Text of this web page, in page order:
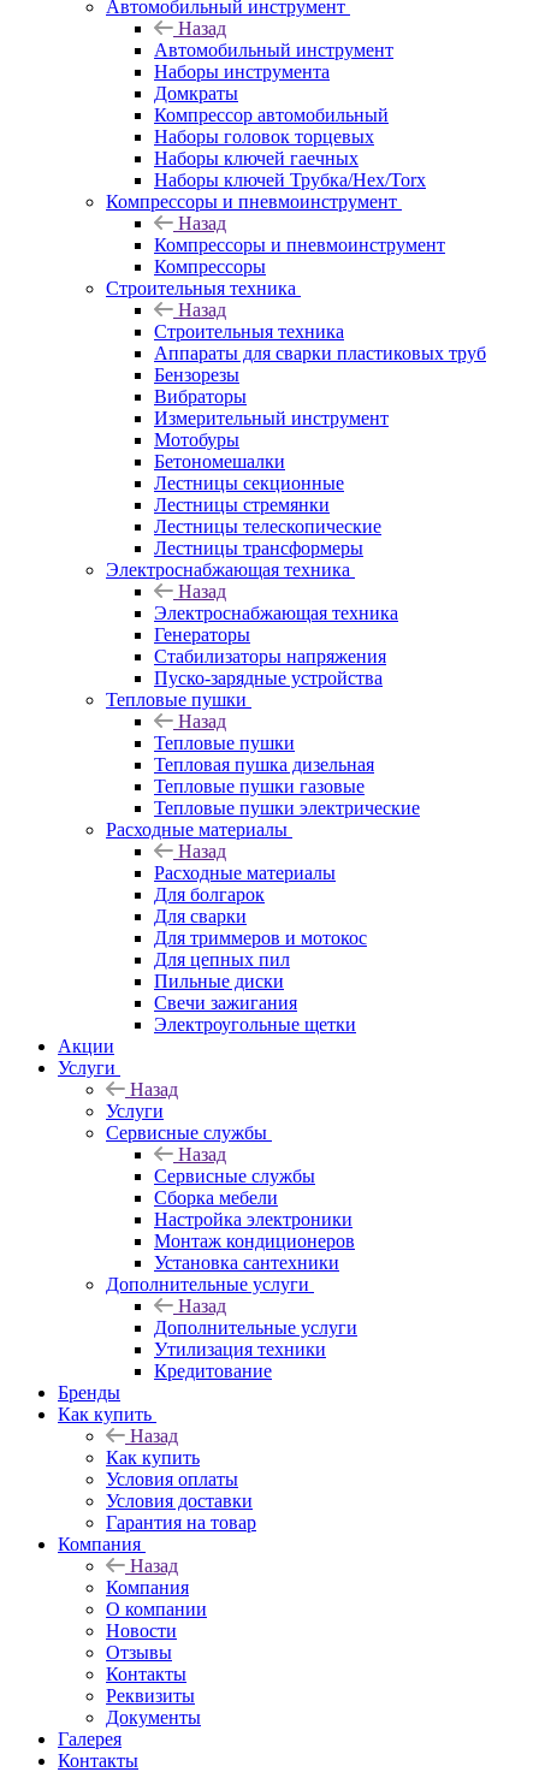
Автомобильный инструмент
Назад
Автомобильный инструмент
Наборы инструмента
Домкраты
Компрессор автомобильный
Наборы головок торцевых
Наборы ключей гаечных
Наборы ключей Трубка/Hex/Torx
Компрессоры и пневмоинструмент
Назад
Компрессоры и пневмоинструмент
Компрессоры
Строительныя техника
Назад
Строительныя техника
Аппараты для сварки пластиковых труб
Бензорезы
Вибраторы
Измерительный инструмент
Мотобуры
Бетономешалки
Лестницы секционные
Лестницы стремянки
Лестницы телескопические
Лестницы трансформеры
Электроснабжающая техника
Назад
Электроснабжающая техника
Генераторы
Стабилизаторы напряжения
Пуско-зарядные устройства
Тепловые пушки
Назад
Тепловые пушки
Тепловая пушка дизельная
Тепловые пушки газовые
Тепловые пушки электрические
Расходные материалы
Назад
Расходные материалы
Для болгарок
Для сварки
Для триммеров и мотокос
Для цепных пил
Пильные диски
Свечи зажигания
Электроугольные щетки
Акции
Услуги
Назад
Услуги
Сервисные службы
Назад
Сервисные службы
Сборка мебели
Настройка электроники
Монтаж кондиционеров
Установка сантехники
Дополнительные услуги
Назад
Дополнительные услуги
Утилизация техники
Кредитование
Бренды
Как купить
Назад
Как купить
Условия оплаты
Условия доставки
Гарантия на товар
Компания
Назад
Компания
О компании
Новости
Отзывы
Контакты
Реквизиты
Документы
Галерея
Контакты